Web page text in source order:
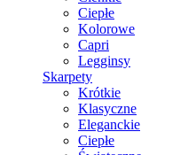
Ciepłe
Kolorowe
Capri
Legginsy
Skarpety
Krótkie
Klasyczne
Eleganckie
Ciepłe